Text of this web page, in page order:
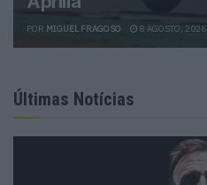
POR MIGUEL FRAGOSO 8 AGOSTO, 2026
Últimas Notícias